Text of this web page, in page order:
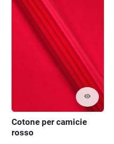
visibility
Cotone per camicie
rosso